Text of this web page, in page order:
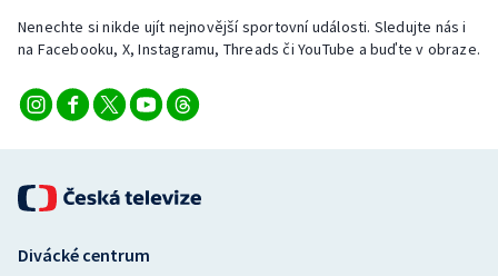
Nenechte si nikde ujít nejnovější sportovní události. Sledujte nás i
na Facebooku, X, Instagramu, Threads či YouTube a buďte v obraze.
Divácké centrum